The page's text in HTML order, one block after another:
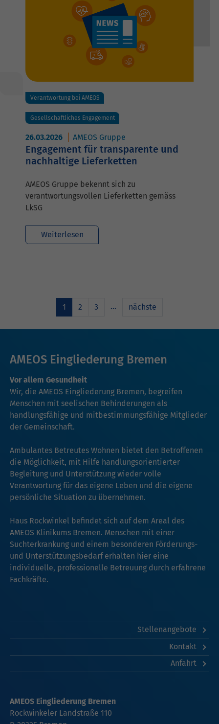
Verantwortung bei AMEOS
Gesellschaftliches Engagement
26.03.2026 AMEOS Gruppe
Engagement für transparente und
nachhaltige Lieferketten
AMEOS Gruppe bekennt sich zu
verantwortungsvollen Lieferketten gemäss
LkSG
Weiterlesen
1 2 3 … nächste
AMEOS Eingliederung Bremen
Vor allem Gesundheit
Wir, die AMEOS Eingliederung Bremen, begreifen
Menschen mit seelischen Behinderungen als
handlungsfähige und mitbestimmungsfähige Mitglieder
der Gemeinschaft.
Ambulantes Betreutes Wohnen bietet den Betroffenen
die Möglichkeit, mit Hilfe handlungsorientierter
Begleitung und Unterstützung wieder volle
Verantwortung für das eigene Leben und die eigene
persönliche Situation zu übernehmen.
Haus Rockwinkel befindet sich auf dem Areal des
AMEOS Klinikums Bremen. Menschen mit einer
Suchterkrankung und einem besonderen Förderungs-
und Unterstützungsbedarf erhalten hier eine
individuelle, professionelle Betreuung durch erfahrene
Fachkräfte.
Stellenangebote
Kontakt
Anfahrt
AMEOS Eingliederung Bremen
Rockwinkeler Landstraße 110